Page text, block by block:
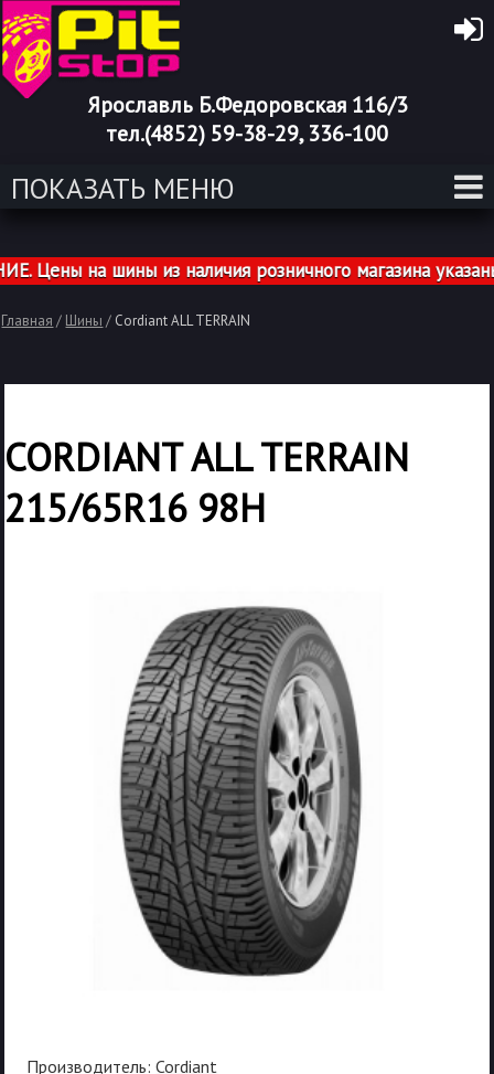
Ярославль Б.Федоровская 116/3
тел.(4852) 59-38-29, 336-100
ПОКАЗАТЬ МЕНЮ
на шины из наличия розничного магазина указаны
Главная / Шины / Cordiant ALL TERRAIN
CORDIANT ALL TERRAIN
215/65R16 98H
Производитель:Cordiant